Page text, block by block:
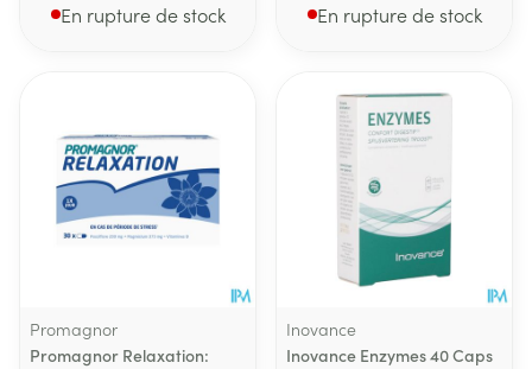
En rupture de stock En rupture de stock
Promagnor
Promagnor Relaxation:
Inovance
Inovance Enzymes 40 Caps